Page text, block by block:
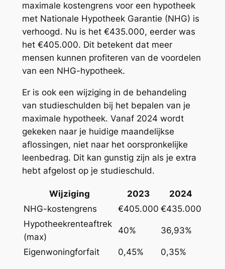
maximale kostengrens voor een hypotheek
met Nationale Hypotheek Garantie (NHG) is
verhoogd. Nu is het €435.000, eerder was
het €405.000. Dit betekent dat meer
mensen kunnen profiteren van de voordelen
van een NHG-hypotheek.
Er is ook een wijziging in de behandeling
van studieschulden bij het bepalen van je
maximale hypotheek. Vanaf 2024 wordt
gekeken naar je huidige maandelijkse
aflossingen, niet naar het oorspronkelijke
leenbedrag. Dit kan gunstig zijn als je extra
hebt afgelost op je studieschuld.
Wijziging 2023
2024
NHG-kostengrens
€405.000 €435.000
Hypotheekrenteaftrek
(max)
40% 36,93%
Eigenwoningforfait 0,45% 0,35%